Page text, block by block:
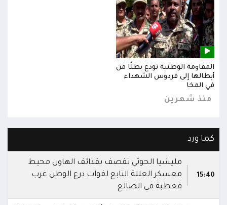
المقاومة الوطنية تودع بطلًا من
أبطالها إلى فردوس الشهداء
في المخا
منذ شهرين
كما ورد
15:40
مليشيا الحوثي تقصف بقذائف الهاون محيط
معسكر العللة التابع لقوات درع الوطن غرب
قعطبة في الضالع